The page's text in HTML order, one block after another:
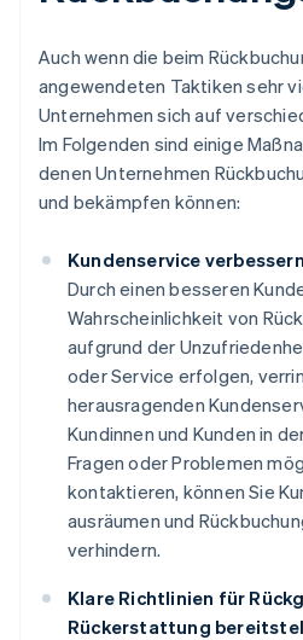
Auch wenn die beim
angewendeten Taktiken sehr
Unternehmen sich auf
Im Folgenden sind einige
denen Unternehmen
und bekämpfen können:
Kundenservice verbessern
Durch einen besseren
Wahrscheinlichkeit von
aufgrund der
oder Service erfolgen,
herausragenden
Kundinnen und Kunden in
Fragen oder Problemen
kontaktieren, können Sie
ausräumen und
verhindern.
Klare Richtlinien für
Rückerstattung